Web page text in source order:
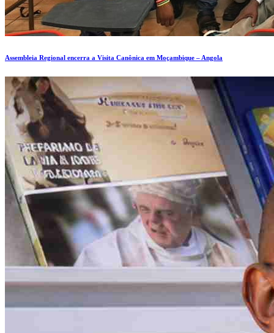
Assembleia Regional encerra a Visita Canônica em Moçambique – Angola